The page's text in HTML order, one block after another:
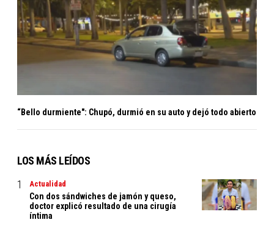
“Bello durmiente": Chupó, durmió en su auto y dejó todo abierto
LOS MÁS LEÍDOS
Actualidad
Con dos sándwiches de jamón y queso,
doctor explicó resultado de una cirugía
íntima